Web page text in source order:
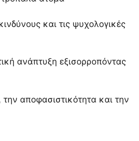
και τις ψυχολογικές
ανάπτυξη εξισορροπόντας
την αποφασιστικότητα και την